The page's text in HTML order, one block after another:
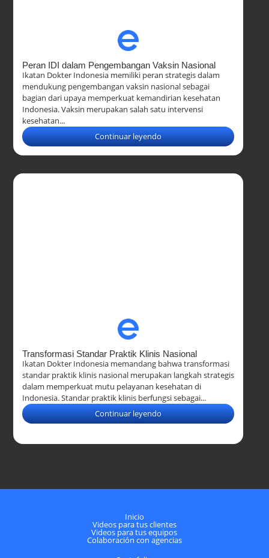
Peran IDI dalam Pengembangan Vaksin Nasional
Ikatan Dokter Indonesia memiliki peran strategis dalam
mendukung pengembangan vaksin nasional sebagai
bagian dari upaya memperkuat kemandirian kesehatan
Indonesia. Vaksin merupakan salah satu intervensi
kesehatan...
Continuar leyendo
Transformasi Standar Praktik Klinis Nasional
Ikatan Dokter Indonesia memandang bahwa transformasi
standar praktik klinis nasional merupakan langkah strategis
dalam memperkuat mutu pelayanan kesehatan di
Indonesia. Standar praktik klinis berfungsi sebagai...
Continuar leyendo
Inicio
Videos para tus clientes
Videos para tus equipos
Colaboración con agencias